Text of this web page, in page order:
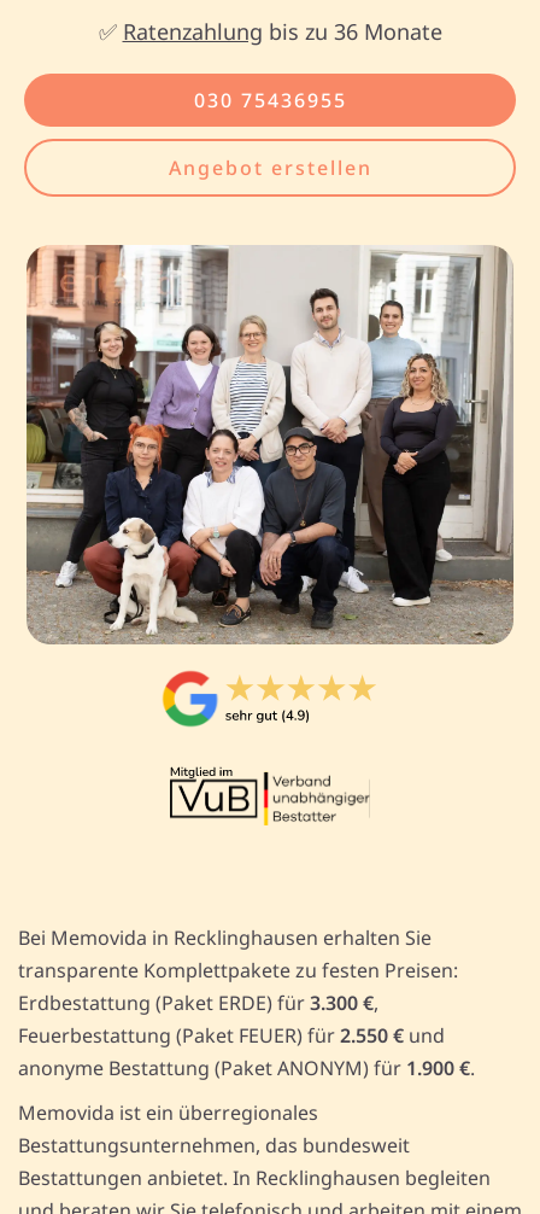
✅ Ratenzahlung bis zu 36 Monate
030 75436955
Angebot erstellen
Bei Memovida in Recklinghausen erhalten Sie
transparente Komplettpakete zu festen Preisen:
Erdbestattung (Paket ERDE) für3.300 €,
Feuerbestattung (Paket FEUER) für2.550 € und
anonyme Bestattung (Paket ANONYM) für 1.900 €.
Memovida ist ein überregionales
Bestattungsunternehmen, das bundesweit
Bestattungen anbietet. In Recklinghausen begleiten